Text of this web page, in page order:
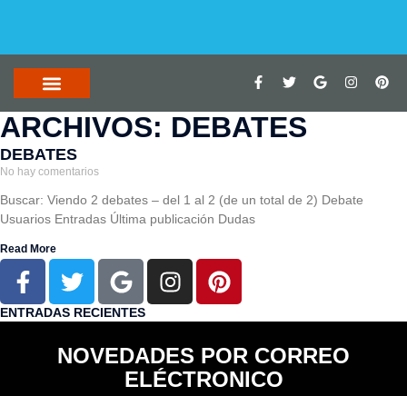
ARCHIVOS: DEBATES
DEBATES
No hay comentarios
Buscar: Viendo 2 debates – del 1 al 2 (de un total de 2) Debate
Usuarios Entradas Última publicación Dudas
Read More
ENTRADAS RECIENTES
NOVEDADES POR CORREO
ELÉCTRONICO